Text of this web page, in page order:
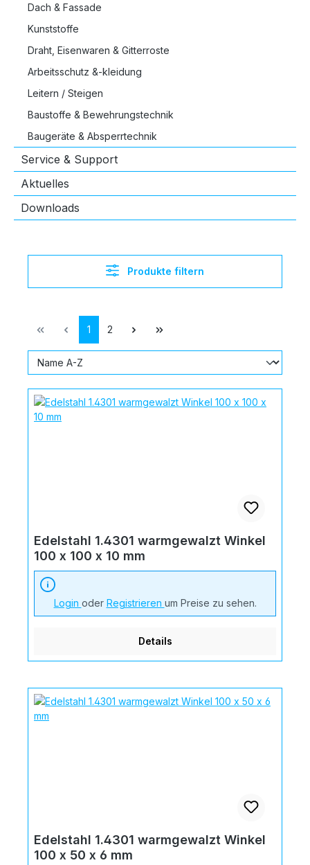
Dach & Fassade
Kunststoffe
Draht, Eisenwaren & Gitterroste
Arbeitsschutz &-kleidung
Leitern / Steigen
Baustoffe & Bewehrungstechnik
Baugeräte & Absperrtechnik
Service & Support
Aktuelles
Downloads
Produkte filtern
Seite
1 Seite
2
Edelstahl 1.4301 warmgewalzt Winkel
100 x 100 x 10 mm
Login oder Registrieren um Preise zu sehen.
Details
Edelstahl 1.4301 warmgewalzt Winkel
100 x 50 x 6 mm